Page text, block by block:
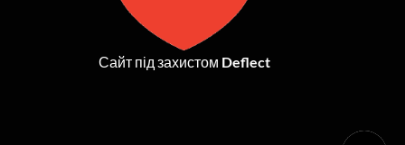
Сайт під захистом Deflect